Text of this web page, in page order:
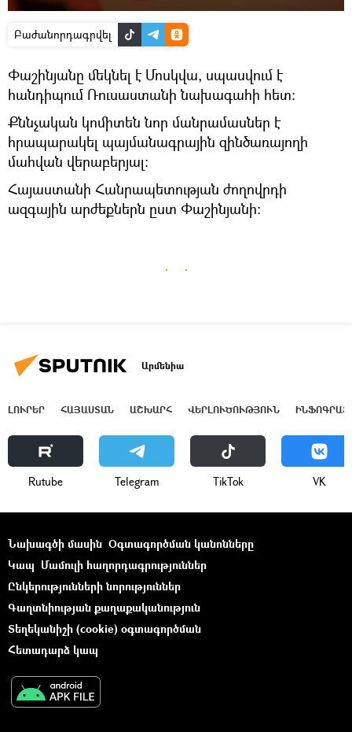
Բաժանորդագրվել
Փաշինյանը մեկնել է Մոսկվա, սպասվում է
հանդիպում Ռուսաստանի նախագահի հետ։
Քննչական կոմիտեն նոր մանրամասներ է
հրապարակել պայմանագրային զինծառայողի
մահվան վերաբերյալ։
Հայաստանի Հանրապետության ժողովրդի
ազգային արժեքներն ըստ Փաշինյանի։
Արմենիա
ԼՈՒՐԵՐ ՀԱՅԱՍՏԱՆ ԱՇԽԱՐՀ ՎԵՐԼՈՒԾՈՒԹՅՈՒՆ
Rutube Telegram ТikТоk VK
Նախագծի մասին Օգտագործման կանոնները
Կապ Մամուլի հաղորդագրություններ
Ընկերությունների նորություններ
Գաղտնիության քաղաքականություն
Տեղեկանիշի (cookie) օգտագործման
Հետադարձ կապ